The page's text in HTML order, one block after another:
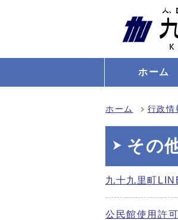
ホーム
ホーム 行政情
その
九十九里町
公民館使用許